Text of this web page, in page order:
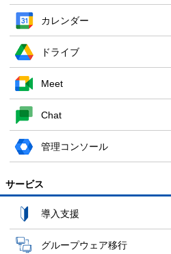
カレンダー
ドライブ
Meet
Chat
管理コンソール
サービス
導入支援
グループウェア移行